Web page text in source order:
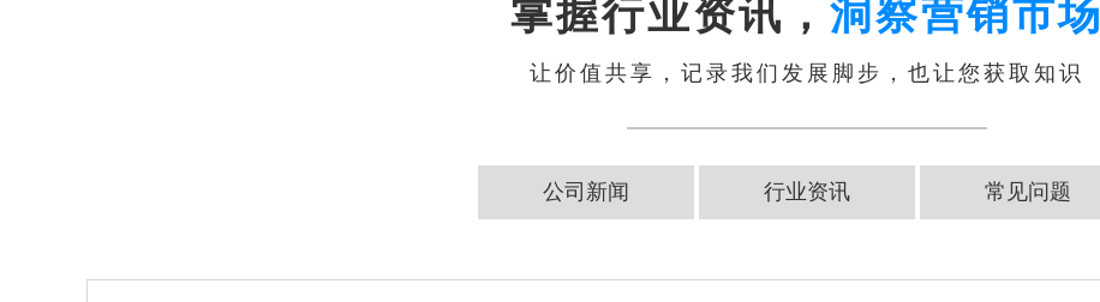
掌握行业资讯， 洞察营销市场
让价值共享，记录我们发展脚步，也让您获取知识
公司新闻 行业资讯 常见问题